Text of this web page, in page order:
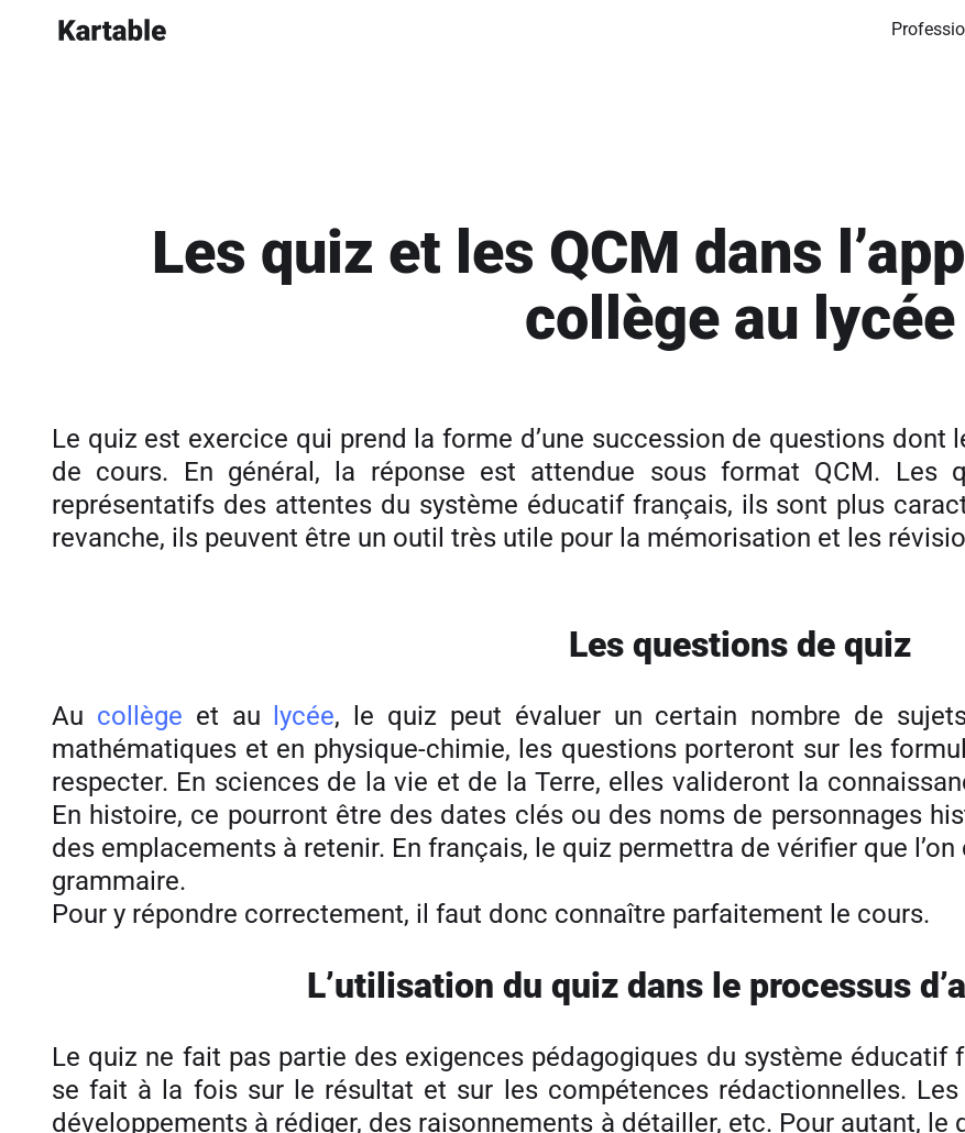
Les quiz et les QCM dans
collège au lycée
Le quiz est exercice qui prend la forme d’une succession de questions
de cours. En général, la réponse est attendue sous format QCM. Les
représentatifs des attentes du système éducatif français, ils sont plus
revanche, ils peuvent être un outil très utile pour la mémorisation et les
Les questions de quiz
Au collège et au lycée, le quiz peut évaluer un certain nombre de
mathématiques et en physique-chimie, les questions porteront sur les
respecter. En sciences de la vie et de la Terre, elles valideront la
En histoire, ce pourront être des dates clés ou des noms de personnages
des emplacements à retenir. En français, le quiz permettra de vérifier que
grammaire.
Pour y répondre correctement, il faut donc connaître parfaitement le cours.
L’utilisation du quiz dans le processus
Le quiz ne fait pas partie des exigences pédagogiques du système éducatif
se fait à la fois sur le résultat et sur les compétences rédactionnelles.
développements à rédiger, des raisonnements à détailler, etc. Pour autant,